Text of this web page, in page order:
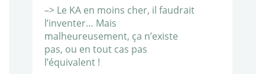
–> Le KA en moins cher, il faudrait
l’inventer… Mais
malheureusement, ça n’existe
pas, ou en tout cas pas
l’équivalent !